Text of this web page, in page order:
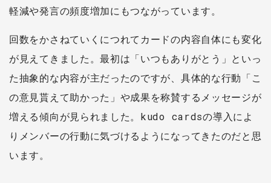
軽減や発言の頻度増加にもつながっています。
回数をかさねていくにつれてカードの内容自体にも変化
が見えてきました。最初は「いつもありがとう」といっ
た抽象的な内容が主だったのですが、具体的な行動「こ
の意見貰えて助かった」や成果を称賛するメッセージが
増える傾向が見られました。kudo cardsの導入によ
りメンバーの行動に気づけるようになってきたのだと思
います。